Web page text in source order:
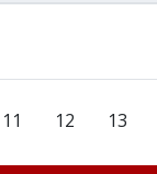
11 12 13